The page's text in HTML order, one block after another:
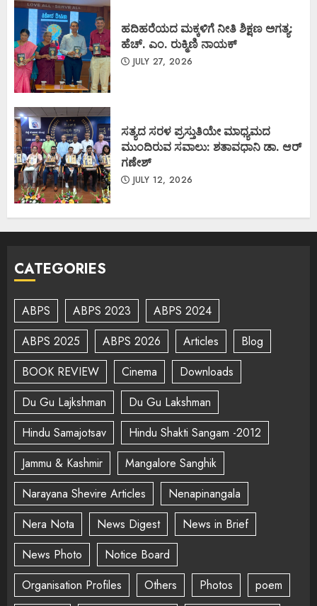
ಹದಿಹರೆಯದ ಮಕ್ಕಳಿಗೆ ನೀತಿ ಶಿಕ್ಷಣ ಅಗತ್ಯ:
ಹೆಚ್. ಎಂ. ರುಕ್ಮಿಣಿ ನಾಯಕ್
JULY 27, 2026
ಸತ್ಯದ ಸರಳ ಪ್ರಸ್ತುತಿಯೇ ಮಾಧ್ಯಮದ
ಮುಂದಿರುವ ಸವಾಲು: ಶತಾವಧಾನಿ ಡಾ. ಆರ್
ಗಣೇಶ್
JULY 12, 2026
CATEGORIES
ABPS ABPS 2023
ABPS 2024
ABPS 2025
ABPS 2026 Articles
Blog
BOOK REVIEW
Cinema
Downloads
Du Gu Lajkshman
Du Gu Lakshman
Hindu Samajotsav
Hindu Shakti Sangam -2012
Jammu & Kashmir
Mangalore Sanghik
Narayana Shevire Articles
Nenapinangala
Nera Nota
News Digest
News in Brief
News Photo
Notice Board
Organisation Profiles
Others Photos
poem